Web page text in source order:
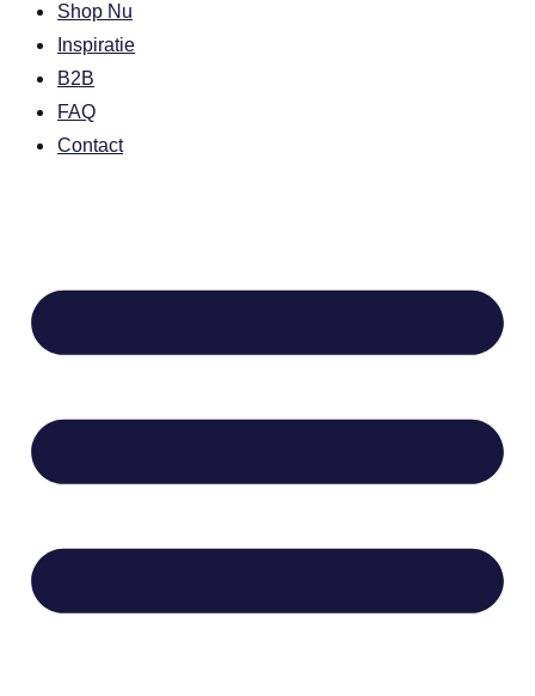
Shop Nu
Inspiratie
B2B
FAQ
Contact